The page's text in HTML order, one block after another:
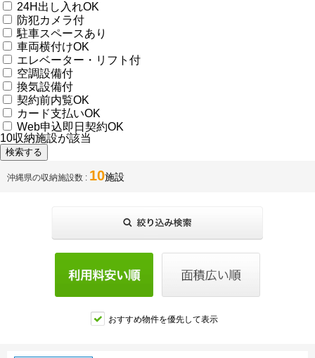
24H出し入れOK
防犯カメラ付
駐車スペースあり
車両横付けOK
エレベーター・リフト付
空調設備付
換気設備付
契約前内覧OK
カード支払いOK
Web申込即日契約OK
10収納施設が該当
沖縄県の収納施設数 10施設
おすすめ物件を優先して表示